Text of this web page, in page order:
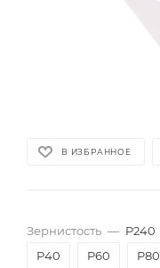
В ИЗБРАННОЕ
Зернистость — P240
P40
P60 P80